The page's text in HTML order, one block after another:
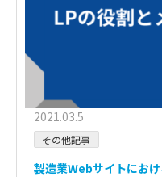
2021.03.5
その他記事
製造業Webサイトにお